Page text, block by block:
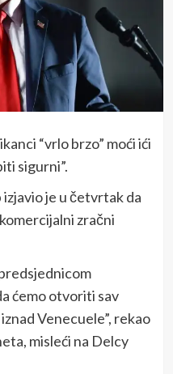
“vrlo brzo” moći ići
sigurni”.
je u četvrtak da
zračni
ćemo otvoriti sav
Venecuele”, rekao
misleći na Delcy